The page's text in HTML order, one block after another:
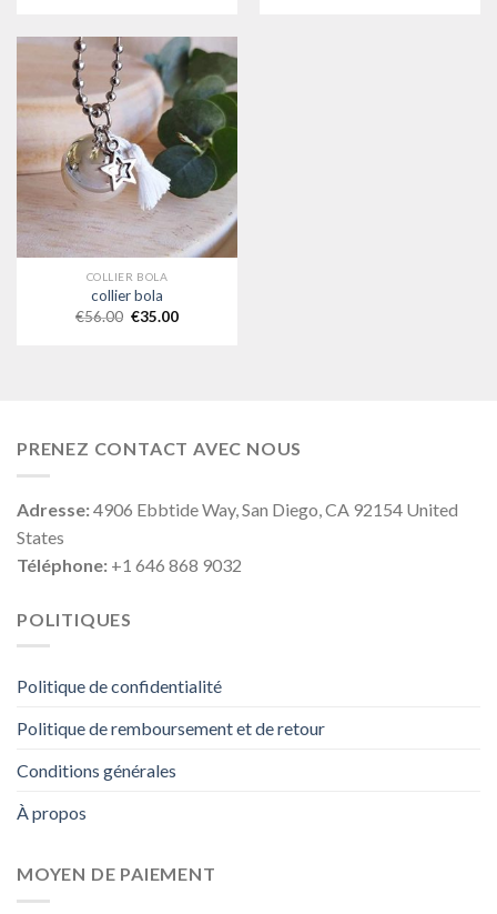
COLLIER BOLA
collier bola
€56.00 €35.00
PRENEZ CONTACT AVEC NOUS
Adresse:4906 Ebbtide Way, San Diego, CA 92154 United
States
Téléphone: +1 646 868 9032
POLITIQUES
Politique de confidentialité
Politique de remboursement et de retour
Conditions générales
À propos
MOYEN DE PAIEMENT